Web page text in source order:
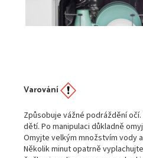
Varování
Způsobuje vážné podráždění
dětí. Po manipulaci důkladně
Omyjte velkým množstvím vody a
Několik minut opatrně